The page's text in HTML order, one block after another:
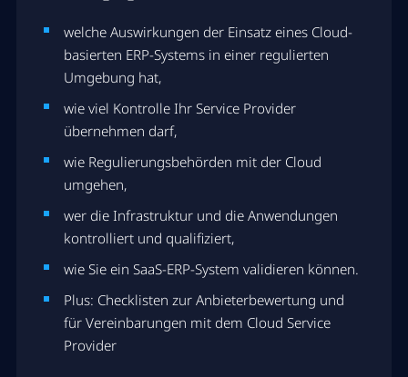
welche Auswirkungen der Einsatz eines Cloud-
basierten ERP-Systems in einer regulierten
Umgebung hat,
wie viel Kontrolle Ihr Service Provider
übernehmen darf,
wie Regulierungsbehörden mit der Cloud
umgehen,
wer die Infrastruktur und die Anwendungen
kontrolliert und qualifiziert,
wie Sie ein SaaS-ERP-System validieren können.
Plus: Checklisten zur Anbieterbewertung und
für Vereinbarungen mit dem Cloud Service
Provider